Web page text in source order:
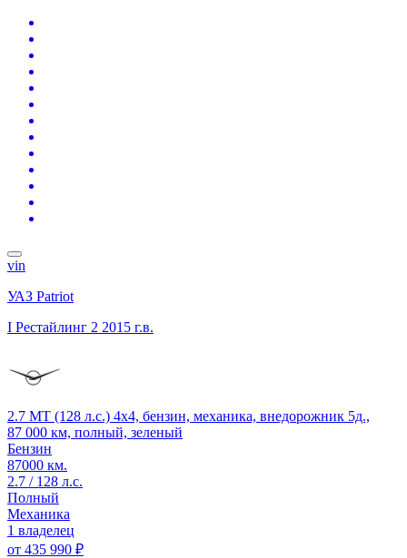
vin
УАЗ Patriot
I Рестайлинг 2 2015 г.в.
2.7 MT (128 л.с.) 4x4, бензин, механика, внедорожник 5д.,
87 000 км, полный, зеленый
Бензин
87000 км.
2.7 / 128 л.с.
Полный
Механика
1 владелец
от 435 990 ₽